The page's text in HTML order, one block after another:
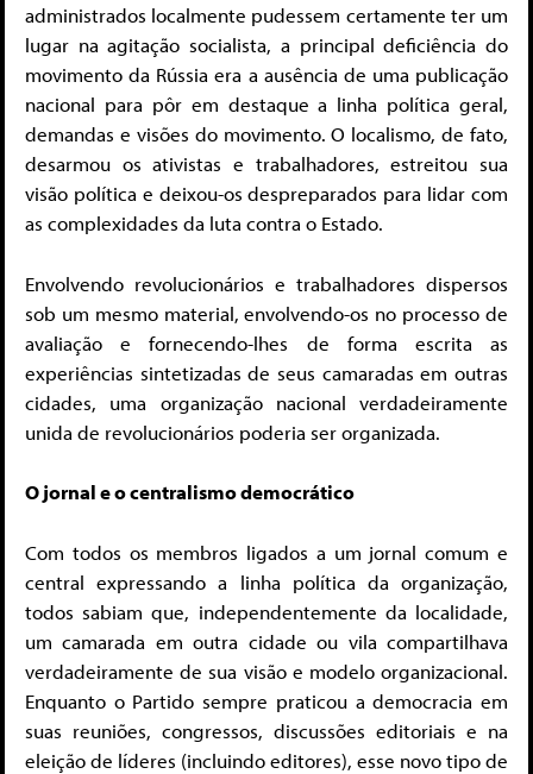
administrados localmente pudessem certamente ter um
lugar na agitação socialista, a principal deficiência do
movimento da Rússia era a ausência de uma publicação
nacional para pôr em destaque a linha política geral,
demandas e visões do movimento. O localismo, de fato,
desarmou os ativistas e trabalhadores, estreitou sua
visão política e deixou-os despreparados para lidar com
as complexidades da luta contra o Estado.
Envolvendo revolucionários e trabalhadores dispersos
sob um mesmo material, envolvendo-os no processo de
avaliação e fornecendo-lhes de forma escrita as
experiências sintetizadas de seus camaradas em outras
cidades, uma organização nacional verdadeiramente
unida de revolucionários poderia ser organizada.
O jornal e o centralismo democrático
Com todos os membros ligados a um jornal comum e
central expressando a linha política da organização,
todos sabiam que, independentemente da localidade,
um camarada em outra cidade ou vila compartilhava
verdadeiramente de sua visão e modelo organizacional.
Enquanto o Partido sempre praticou a democracia em
suas reuniões, congressos, discussões editoriais e na
eleição de líderes (incluindo editores), esse novo tipo de